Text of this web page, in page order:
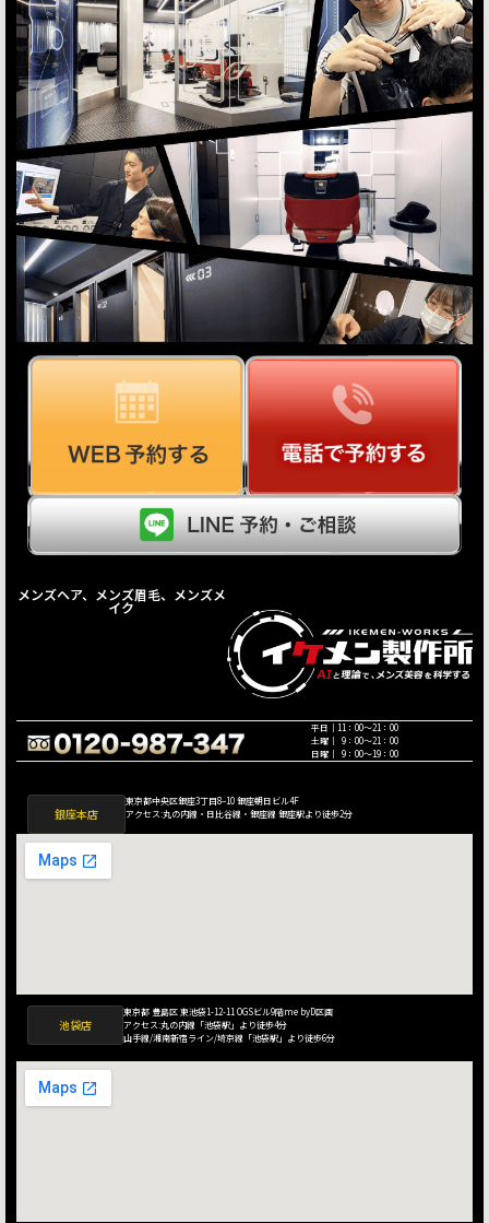
メンズヘア、メンズ眉毛、メンズメ
イク
平日｜11：00〜21：00
土曜｜ 9：00〜21：00
日曜｜ 9：00〜19：00
銀座本店
東京都中央区銀座3丁目8−10 銀座朝日ビル4F
アクセス:丸の内線・日比谷線・銀座線 銀座駅より徒歩2分
池袋店
東京都 豊島区 東池袋1-12-11 OGSビル9階me byD区画
アクセス:丸の内線「池袋駅」より徒歩4分
山手線/湘南新宿ライン/埼京線「池袋駅」より徒歩6分